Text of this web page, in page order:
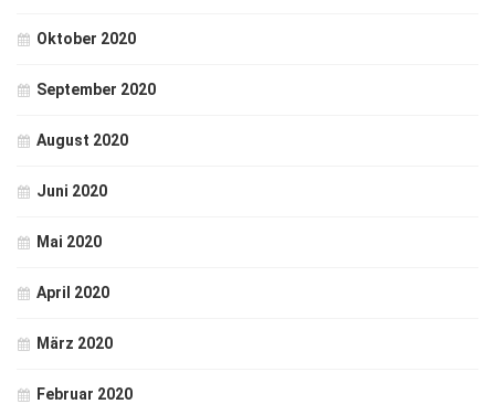
Oktober 2020
September 2020
August 2020
Juni 2020
Mai 2020
April 2020
März 2020
Februar 2020